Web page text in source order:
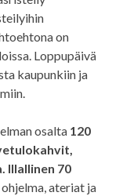
on
Loppupäivä
kaupunkiin ja
osalta 120
Illallinen 70
ateriat ja